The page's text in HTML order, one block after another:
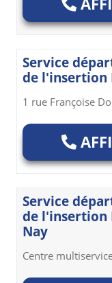
Service
de l'insertion
1 rue Françoise
Service
de l'insertion
Nay
Centre